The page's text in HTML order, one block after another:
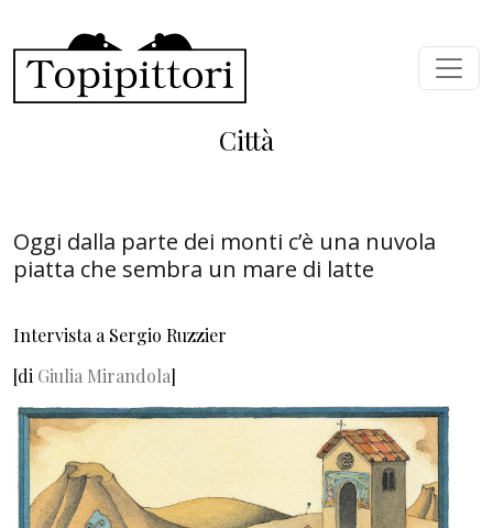
Città
Oggi dalla parte dei monti c’è una nuvola
piatta che sembra un mare di latte
Intervista a Sergio Ruzzier
[di Giulia Mirandola]